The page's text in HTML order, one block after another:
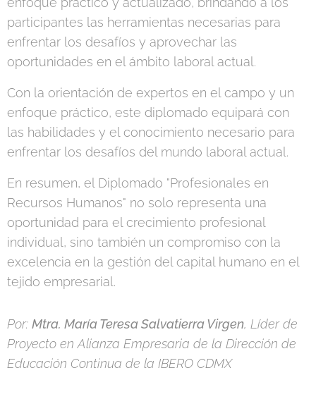
participantes las herramientas necesarias para
enfrentar los desafíos y aprovechar las
oportunidades en el ámbito laboral actual.
Con la orientación de expertos en el campo y un
enfoque práctico, este diplomado equipará con
las habilidades y el conocimiento necesario para
enfrentar los desafíos del mundo laboral actual.
En resumen, el Diplomado "Profesionales en
Recursos Humanos" no solo representa una
oportunidad para el crecimiento profesional
individual, sino también un compromiso con la
excelencia en la gestión del capital humano en el
tejido empresarial.
Por: Mtra. María Teresa Salvatierra Virgen, Líder de
Proyecto en Alianza Empresaria de la Dirección de
Educación Continua de la IBERO CDMX